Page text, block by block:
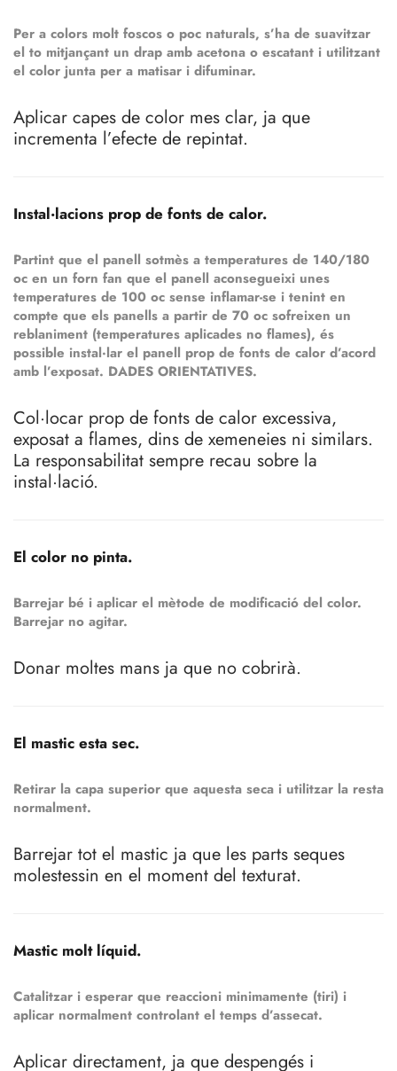
Per a colors molt foscos o poc naturals, s’ha de suavitzar
el to mitjançant un drap amb acetona o escatant i utilitzant
el color junta per a matisar i difuminar.
Aplicar capes de color mes clar, ja que
incrementa l’efecte de repintat.
Instal·lacions prop de fonts de calor.
Partint que el panell sotmès a temperatures de 140/180
oc en un forn fan que el panell aconsegueixi unes
temperatures de 100 oc sense inflamar-se i tenint en
compte que els panells a partir de 70 oc sofreixen un
reblaniment (temperatures aplicades no flames), és
possible instal·lar el panell prop de fonts de calor d’acord
amb l’exposat. DADES ORIENTATIVES.
Col·locar prop de fonts de calor excessiva,
exposat a flames, dins de xemeneies ni similars.
La responsabilitat sempre recau sobre la
instal·lació.
El color no pinta.
Barrejar bé i aplicar el mètode de modificació del color.
Barrejar no agitar.
Donar moltes mans ja que no cobrirà.
El mastic esta sec.
Retirar la capa superior que aquesta seca i utilitzar la resta
normalment.
Barrejar tot el mastic ja que les parts seques
molestessin en el moment del texturat.
Mastic molt líquid.
Catalitzar i esperar que reaccioni minimamente (tiri) i
aplicar normalment controlant el temps d’assecat.
Aplicar directament, ja que despengés i